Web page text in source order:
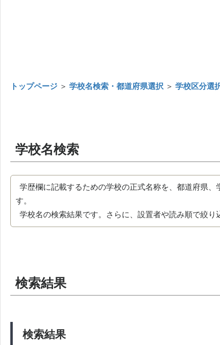
トップページ ＞ 学校名検索・都道府県選択 ＞ 学校区分選
学校名検索
学歴欄に記載するための学校の正式名称を、都道府県
す。
学校名の検索結果です。さらに、設置者や読み順で絞り
検索結果
検索結果